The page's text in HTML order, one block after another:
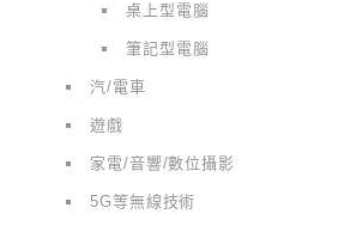
桌上型電腦
筆記型電腦
汽/電車
遊戲
家電/音響/數位攝影
5G等無線技術